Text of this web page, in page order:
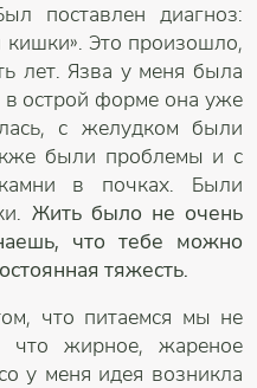
поставлен диагноз:
кишки». Это произошло,
лет. Язва у меня была
в острой форме она уже
с желудком были
были проблемы и с
в почках. Были
Жить было не очень
что тебе можно
тяжесть.
что питаемся мы не
что жирное, жареное
у меня идея возникла